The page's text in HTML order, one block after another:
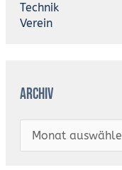
Technik
Verein
Archiv